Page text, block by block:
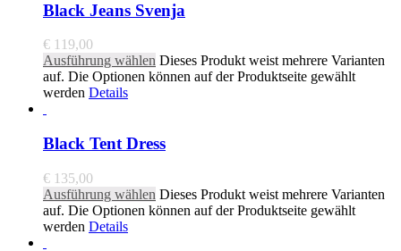
Black Jeans Svenja
€ 119,00
Ausführung wählen Dieses Produkt weist mehrere Varianten
auf. Die Optionen können auf der Produktseite gewählt
werden Details
Black Tent Dress
€ 135,00
Ausführung wählen Dieses Produkt weist mehrere Varianten
auf. Die Optionen können auf der Produktseite gewählt
werden Details